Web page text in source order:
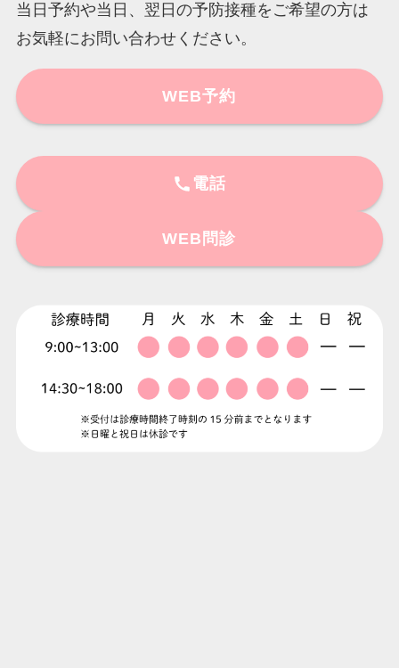
当日予約や当日、翌日の予防接種をご希望の方は
お気軽にお問い合わせください。
WEB予約
電話
WEB問診